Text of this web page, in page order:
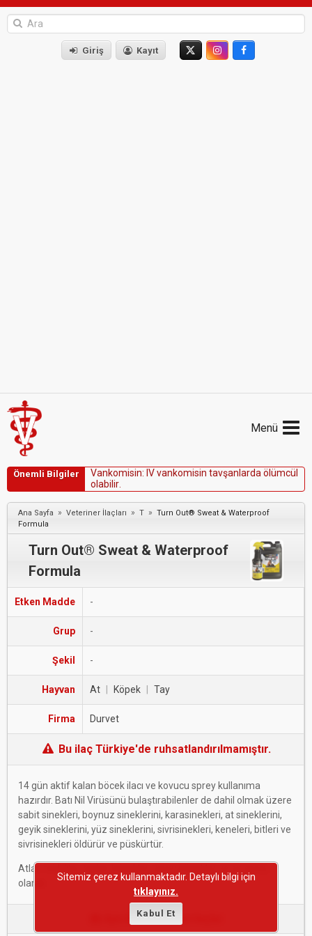
Giriş Kayıt
Menü
Önemli Bilgiler Vankomisin: Vvankomisin tavşan arda ö ümcü
o abi ir
Ana Sayfa » Veteriner İlaçları » T » Turn Out® Sweat & Waterproof
Formula
Turn Out® Sweat & Waterproof
Formula
Etken Madde -
Grup -
Şekil -
Hayvan At Köpek Tay
Firma Durvet
Bu ilaç Türkiye'de ruhsatlandırılmamıştır.
14 gün aktif kalan böcek ilacı ve kovucu sprey kullanıma
hazırdır. Batı Nil Virüsünü bulaştırabilenler de dahil olmak üzere
sabit sinekleri, boynuz sineklerini, karasinekleri, at sineklerini,
geyik sineklerini, yüz sineklerini, sivrisinekleri, keneleri, bitleri ve
sivrisinekleri öldürür ve püskürtür.
Atlar, midilliler, taylar, köpekler, yavru köpekler ve ön sprey
olarak.
Aynı Etken Maddeli İlaçlar
Sitemiz çerez kullanmaktadır. Detaylı bilgi için
tıklayınız.
Kabul Et